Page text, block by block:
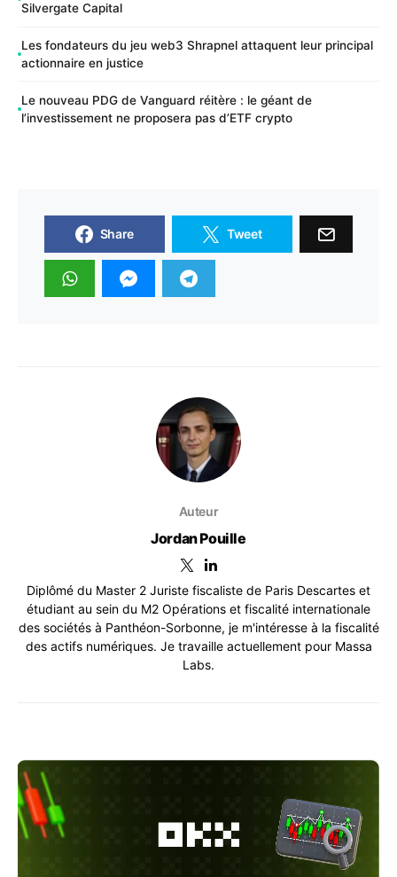
Silvergate Capital
Les fondateurs du jeu web3 Shrapnel attaquent leur principal
actionnaire en justice
Le nouveau PDG de Vanguard réitère : le géant de
l’investissement ne proposera pas d’ETF crypto
Share Tweet
Auteur
Jordan Pouille
Diplômé du Master 2 Juriste fiscaliste de Paris Descartes et
étudiant au sein du M2 Opérations et fiscalité internationale
des sociétés à Panthéon-Sorbonne, je m'intéresse à la fiscalité
des actifs numériques. Je travaille actuellement pour Massa
Labs.